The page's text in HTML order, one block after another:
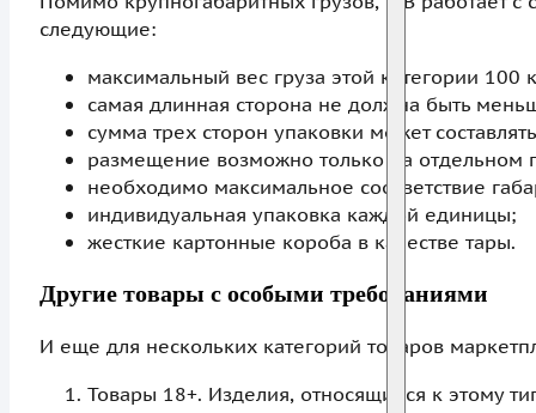
следующие:
максимальный вес груза этой категории 100
самая длинная сторона не должна быть
сумма трех сторон упаковки может
размещение возможно только на отдельном
необходимо максимальное соответствие
индивидуальная упаковка каждой единицы;
жесткие картонные короба в качестве тары.
Другие товары с особыми требованиями
И еще для нескольких категорий товаров
Товары 18+. Изделия, относящиеся к этому